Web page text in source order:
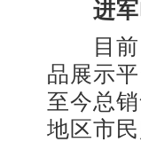
进
目前，
品展示
至今总
地区市